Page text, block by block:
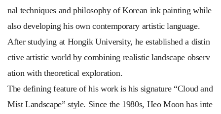
nal techniques and philosophy of Korean ink painting while
also developing his own contemporary artistic language.
After studying at Hongik University, he established a distin
ctive artistic world by combining realistic landscape observ
ation with theoretical exploration.
The defining feature of his work is his signature “Cloud and
Mist Landscape” style. Since the 1980s, Heo Moon has inte